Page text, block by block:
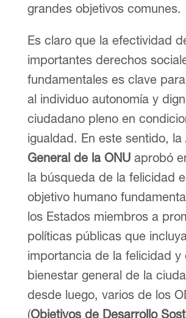
grandes objetivos comunes.
Es claro que la efectividad
importantes derechos
fundamentales es clave
al individuo autonomía y
ciudadano pleno en
igualdad. En este sentido, la
General de la ONUaprobó
la búsqueda de la felicidad
objetivo humano
los Estados miembros a
políticas públicas que
importancia de la felicidad y
bienestar general de la
desde luego, varios de los
(Objetivos de Desarrollo